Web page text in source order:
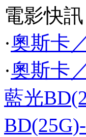
電影快訊
·奧斯卡
·奧斯卡
藍光